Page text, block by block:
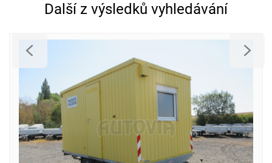
Další z výsledků vyhledávání